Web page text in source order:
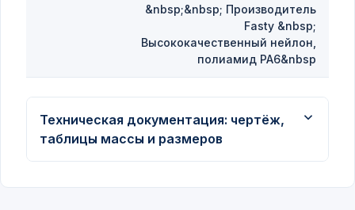
&nbsp;&nbsp; Производитель
Fasty &nbsp;
Высококачественный нейлон,
полиамид РА6&nbsp
Техническая документация: чертёж,
таблицы массы и размеров